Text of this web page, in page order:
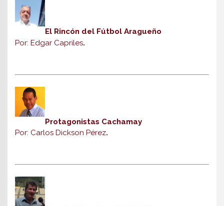
El Rincón del Fútbol Aragueño
Por: Edgar Capriles.
Protagonistas Cachamay
Por: Carlos Dickson Pérez.